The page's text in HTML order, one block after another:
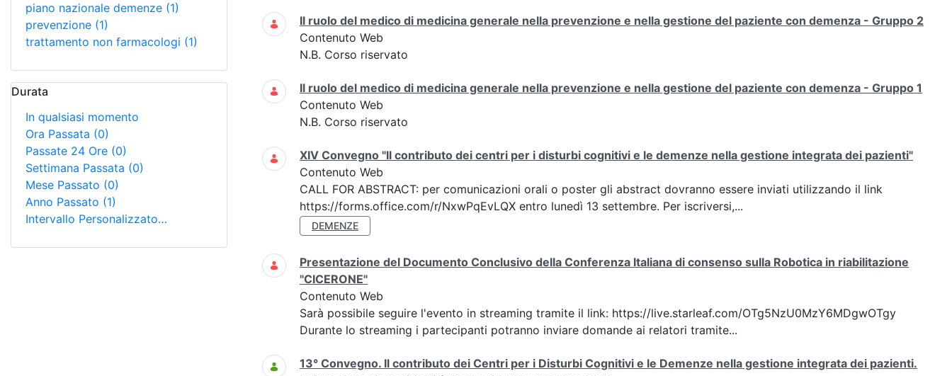
piano nazionale demenze (1)
prevenzione (1)
trattamento non farmacologi (1)
Durata
In qualsiasi momento
Ora Passata (0)
Passate 24 Ore (0)
Settimana Passata (0)
Mese Passato (0)
Anno Passato (1)
Intervallo Personalizzato…
Il ruolo del medico di medicina generale nella prevenzione e nella gestione del paziente con demenza - Gruppo 2
Contenuto Web
N.B. Corso riservato
Il ruolo del medico di medicina generale nella prevenzione e nella gestione del paziente con demenza - Gruppo 1
Contenuto Web
N.B. Corso riservato
XIV Convegno "Il contributo dei centri per i disturbi cognitivi e le demenze nella gestione integrata dei pazienti"
Contenuto Web
CALL FOR ABSTRACT: per comunicazioni orali o poster gli abstract dovranno essere inviati utilizzando il link
https://forms.office.com/r/NxwPqEvLQX entro lunedì 13 settembre. Per iscriversi,...
DEMENZE
Presentazione del Documento Conclusivo della Conferenza Italiana di consenso sulla Robotica in riabilitazione
"CICERONE"
Contenuto Web
Sarà possibile seguire l'evento in streaming tramite il link: https://live.starleaf.com/OTg5NzU0MzY6MDgwOTgy
Durante lo streaming i partecipanti potranno inviare domande ai relatori tramite...
13° Convegno. Il contributo dei Centri per i Disturbi Cognitivi e le Demenze nella gestione integrata dei pazienti.